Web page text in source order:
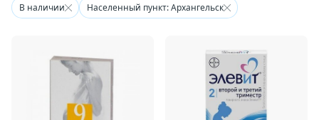
В наличии Населенный пункт: Архангельск